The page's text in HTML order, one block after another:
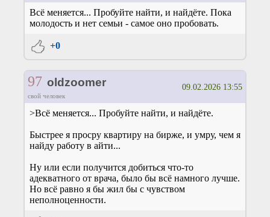
Всё меняется... Пробуйте найти, и найдёте. Пока
молодость и нет семьи - самое оно пробовать.
+0
97 oldzoomer
свой человек
09.02.2026 13:55
>Всё меняется... Пробуйте найти, и найдёте.
Быстрее я просру квартиру на бирже, и умру, чем я
найду работу в айти...
Ну или если получится добиться что-то
адекватного от врача, было бы всё намного лучше.
Но всё равно я бы жил бы с чувством
неполноценности.